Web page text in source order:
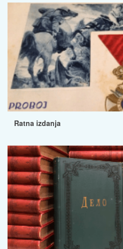
Ratna izdanja